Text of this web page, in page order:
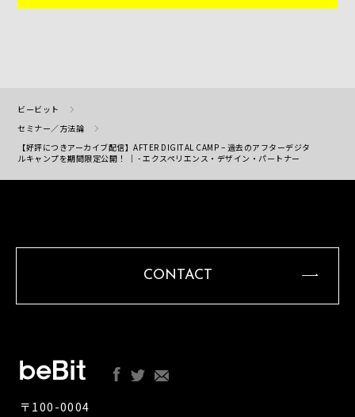
ビービット
セミナー／方法論
【好評につきアーカイブ配信】AFTER DIGITAL CAMP – 過去のアフターデジタ
ルキャンプを期間限定公開！ ｜ - エクスペリエンス・デザイン・パートナー
CONTACT
〒100-0004